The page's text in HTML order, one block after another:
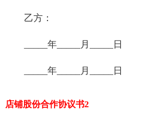
乙方：
_____年_____月_____日
_____年_____月_____日
店铺股份合作协议书2